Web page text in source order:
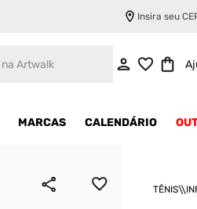
Insira seu
MARCAS CALENDÁRIO
TÊNIS